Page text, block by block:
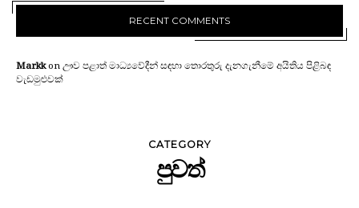
RECENT COMMENTS
Markkon ඌව පළාත් මාධ්‍යවේදීන් සඳහා තොරතුරු දැනගැනීමේ අයිතිය පිළිබඳ
වැඩමුළුවක්
CATEGORY
පුවත්